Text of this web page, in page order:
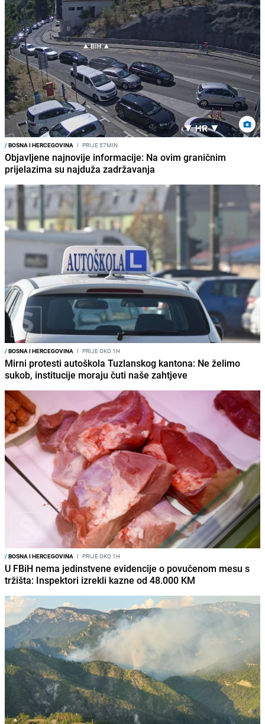
/BOSNA I HERCEGOVINA I PRIJE 57MIN
Objavljene najnovije informacije: Na ovim graničnim
prijelazima su najduža zadržavanja
/BOSNA I HERCEGOVINA I PRIJE OKO 1H
Mirni protesti autoškola Tuzlanskog kantona: Ne želimo
sukob, institucije moraju čuti naše zahtjeve
/BOSNA I HERCEGOVINA I PRIJE OKO 1H
U FBiH nema jedinstvene evidencije o povučenom mesu s
tržišta: Inspektori izrekli kazne od 48.000 KM